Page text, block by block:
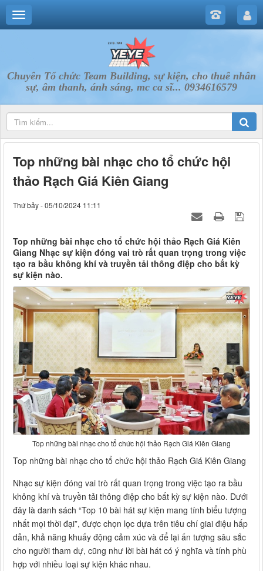
Chuyên Tổ chức Team Building, sự kiện, cho thuê nhân
sự, âm thanh, ánh sáng, mc ca sĩ... 0934616579
Top những bài nhạc cho tổ chức hội
thảo Rạch Giá Kiên Giang
Thứ bảy - 05/10/2024 11:11
Top những bài nhạc cho tổ chức hội thảo Rạch Giá Kiên
Giang Nhạc sự kiện đóng vai trò rất quan trọng trong việc
tạo ra bầu không khí và truyền tải thông điệp cho bất kỳ
sự kiện nào.
Top những bài nhạc cho tổ chức hội thảo Rạch Giá Kiên Giang
Top những bài nhạc cho tổ chức hội thảo Rạch Giá Kiên Giang
Nhạc sự kiện đóng vai trò rất quan trọng trong việc tạo ra bầu
không khí và truyền tải thông điệp cho bất kỳ sự kiện nào. Dưới
đây là danh sách “Top 10 bài hát sự kiện mang tính biểu tượng
nhất mọi thời đại”, được chọn lọc dựa trên tiêu chí giai điệu hấp
dẫn, khả năng khuấy động cảm xúc và để lại ấn tượng sâu sắc
cho người tham dự, cũng như lời bài hát có ý nghĩa và tính phù
hợp với nhiều loại sự kiện khác nhau.